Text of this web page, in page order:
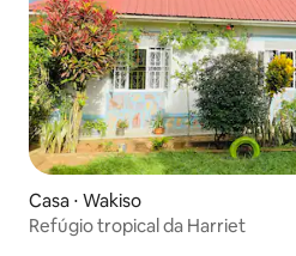
Casa ⋅ Wakiso
Refúgio tropical da Harriet